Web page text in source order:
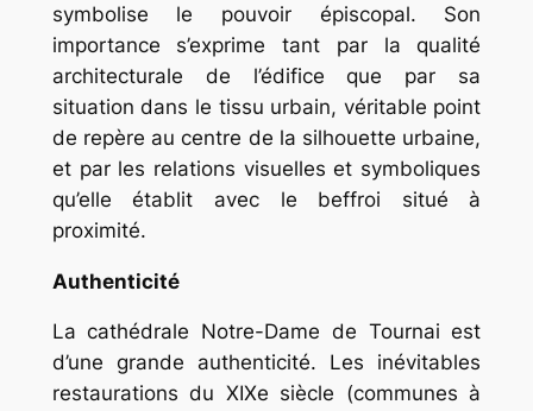
symbolise le pouvoir épiscopal. Son
importance s’exprime tant par la qualité
architecturale de l’édifice que par sa
situation dans le tissu urbain, véritable point
de repère au centre de la silhouette urbaine,
et par les relations visuelles et symboliques
qu’elle établit avec le beffroi situé à
proximité.
Authenticité
La cathédrale Notre-Dame de Tournai est
d’une grande authenticité. Les inévitables
restaurations du XIXe siècle (communes à